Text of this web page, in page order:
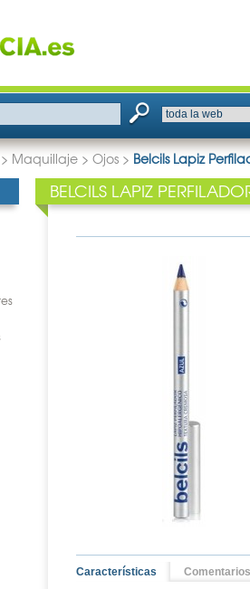
> Maquillaje > Ojos > Belcils Lapiz
BELCILS LAPIZ
Características Comentarios